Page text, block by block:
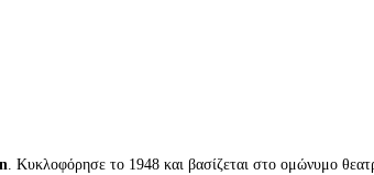
. Κυκλοφόρησε το 1948 και βασίζεται στο ομώνυμο